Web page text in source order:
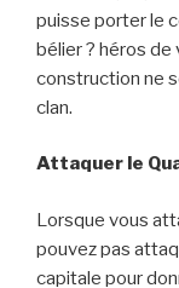
puisse porter le
bélier ? héros
construction ne
clan.
Attaquer le
Lorsque vous
pouvez pas
capitale pour